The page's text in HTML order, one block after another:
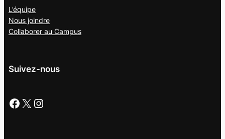
L’équipe
Nous joindre
Collaborer au Campus
Suivez-nous
Facebook X Instagram